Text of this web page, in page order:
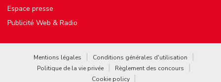
Espace presse
Publicité Web & Radio
Mentions légales
Conditions générales d'utilisation
Politique de la vie privée
Règlement des concours
Cookie policy